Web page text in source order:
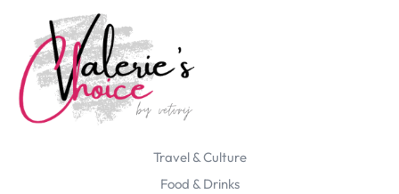
Travel & Culture
Food & Drinks